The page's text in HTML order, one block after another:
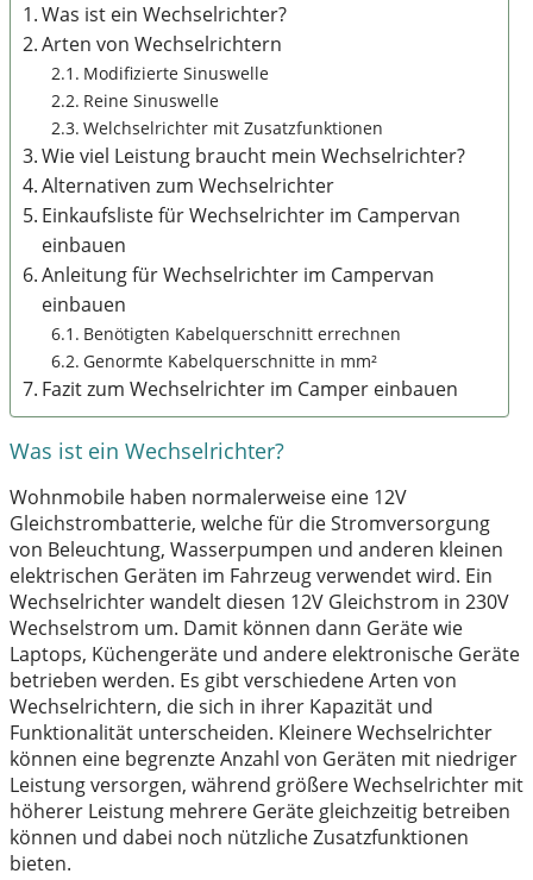
Was ist ein Wechselrichter?
Arten von Wechselrichtern
Modifizierte Sinuswelle
Reine Sinuswelle
Welchselrichter mit Zusatzfunktionen
Wie viel Leistung braucht mein Wechselrichter?
Alternativen zum Wechselrichter
Einkaufsliste für Wechselrichter im Campervan
einbauen
Anleitung für Wechselrichter im Campervan
einbauen
Benötigten Kabelquerschnitt errechnen
Genormte Kabelquerschnitte in mm²
Fazit zum Wechselrichter im Camper einbauen
Was ist ein Wechselrichter?
Wohnmobile haben normalerweise eine 12V
Gleichstrombatterie, welche für die Stromversorgung
von Beleuchtung, Wasserpumpen und anderen kleinen
elektrischen Geräten im Fahrzeug verwendet wird. Ein
Wechselrichter wandelt diesen 12V Gleichstrom in 230V
Wechselstrom um. Damit können dann Geräte wie
Laptops, Küchengeräte und andere elektronische Geräte
betrieben werden. Es gibt verschiedene Arten von
Wechselrichtern, die sich in ihrer Kapazität und
Funktionalität unterscheiden. Kleinere Wechselrichter
können eine begrenzte Anzahl von Geräten mit niedriger
Leistung versorgen, während größere Wechselrichter mit
höherer Leistung mehrere Geräte gleichzeitig betreiben
können und dabei noch nützliche Zusatzfunktionen
bieten.